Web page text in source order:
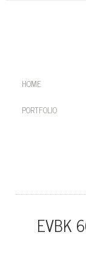
HOME
PORTFOLIO
EVBK